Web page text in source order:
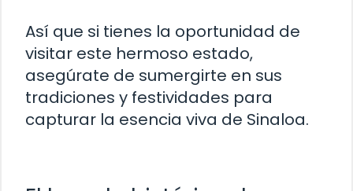
Así que si tienes la oportunidad de
visitar este hermoso estado,
asegúrate de sumergirte en sus
tradiciones y festividades para
capturar la esencia viva de Sinaloa.